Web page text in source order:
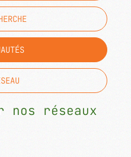
nos réseaux